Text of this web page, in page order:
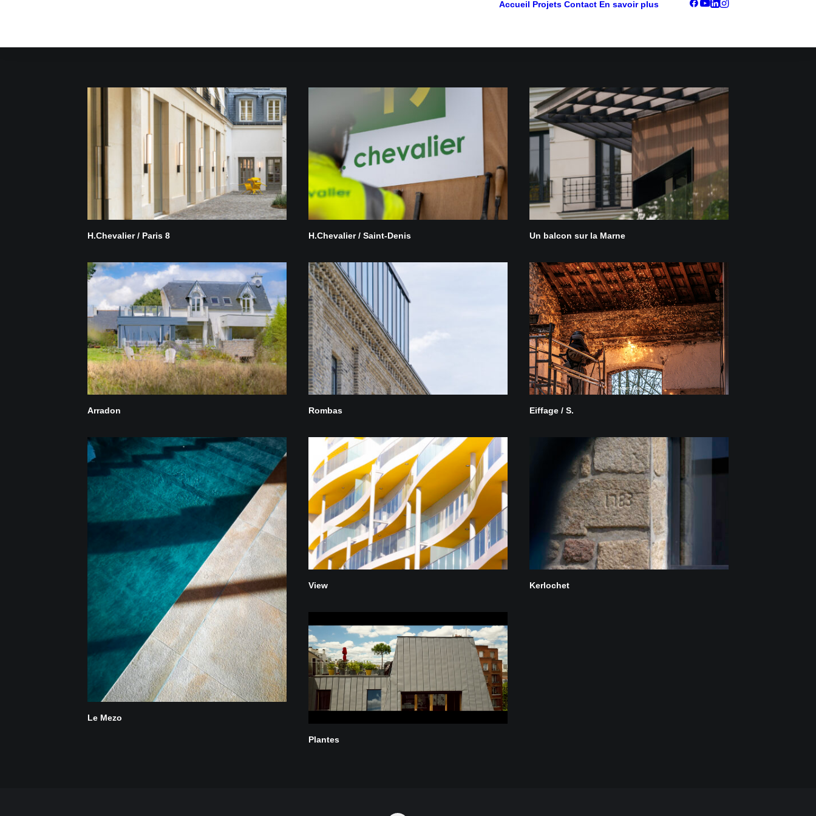
Accueil Projets Contact En savoir plus
H.Chevalier / Paris 8 H.Chevalier / Saint-Denis Un balcon sur la Marne
Arradon Rombas Eiffage / S.
Le Mezo
View Kerlochet
Plantes